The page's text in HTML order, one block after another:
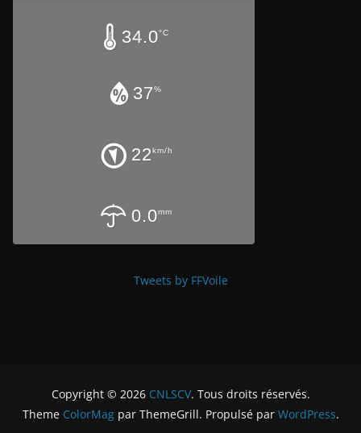
34.0°C
37%
22km/h
0.0mm
Tweets by FFVoile
Copyright © 2026 CNLSCV. Tous droits réservés.
Theme ColorMagpar ThemeGrill. Propulsé par WordPress.